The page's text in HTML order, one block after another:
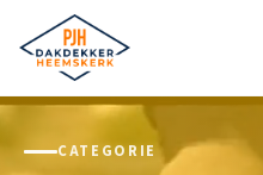
CATEGORIE